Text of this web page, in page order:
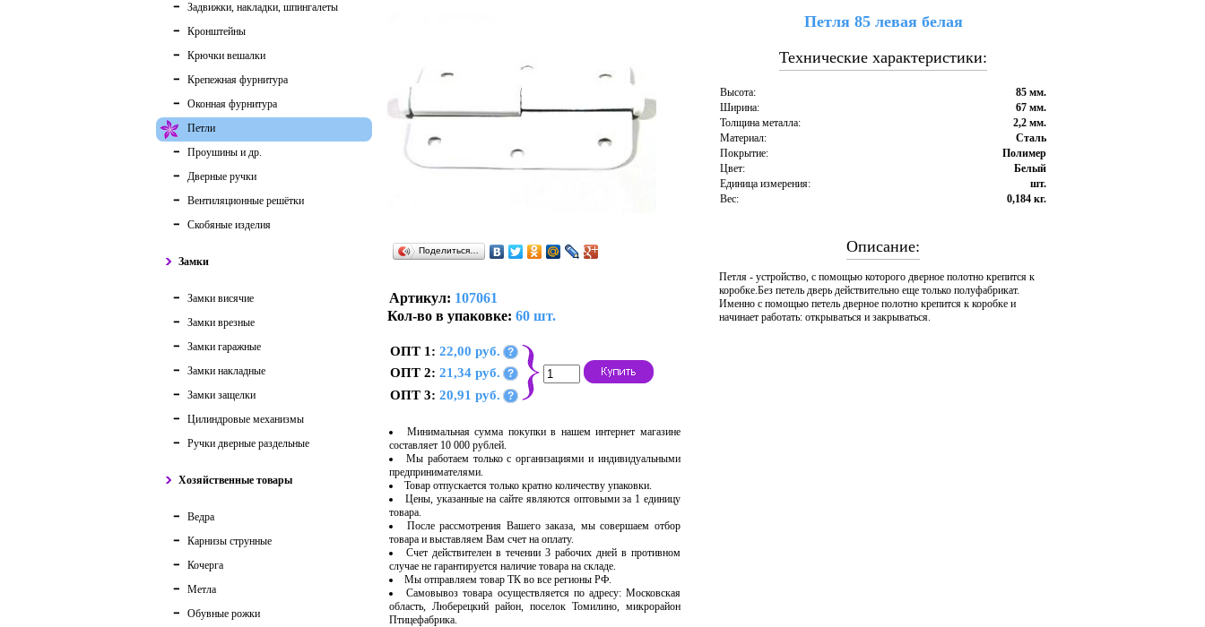
Задвижки, накладки, шпингалеты
Кронштейны
Крючки вешалки
Крепежная фурнитура
Оконная фурнитура
Петли
Проушины и др.
Дверные ручки
Вентиляционные решётки
Скобяные изделия
Замки
Замки висячие
Замки врезные
Замки гаражные
Замки накладные
Замки защелки
Цилиндровые механизмы
Ручки дверные раздельные
Хозяйственные товары
Ведра
Карнизы струнные
Кочерга
Метла
Обувные рожки
Поделиться…
Артикул: 107061
Кол-во в упаковке: 60 шт.
ОПТ 1: 22,00 руб. ?
ОПТ 2: 21,34 руб. ?
ОПТ 3: 20,91 руб. ?
Минимальная сумма покупки в нашем интернет магазине
составляет 10 000 рублей.
Мы работаем только с организациями и индивидуальными
предпринимателями.
Товар отпускается только кратно количеству упаковки.
Цены, указанные на сайте являются оптовыми за 1 единицу
товара.
После рассмотрения Вашего заказа, мы совершаем отбор
товара и выставляем Вам счет на оплату.
Счет действителен в течении 3 рабочих дней в противном
случае не гарантируется наличие товара на складе.
Мы отправляем товар ТК во все регионы РФ.
Самовывоз товара осуществляется по адресу: Московская
область, Люберецкий район, поселок Томилино, микрорайон
Птицефабрика.
Петля 85 левая белая
Технические характеристики:
Высота:
85 мм.
Ширина:
67 мм.
Толщина металла:
2,2 мм.
Материал:
Сталь
Покрытие:
Полимер
Цвет:
Белый
Единица измерения:
шт.
Вес:
0,184 кг.
Описание:
Петля - устройство, с помощью которого дверное полотно крепится к
коробке.Без петель дверь действительно еще только полуфабрикат.
Именно с помощью петель дверное полотно крепится к коробке и
начинает работать: открываться и закрываться.